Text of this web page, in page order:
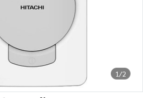
1/2